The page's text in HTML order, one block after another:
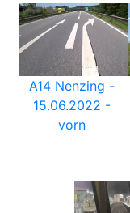
A14 Nenzing -
15.06.2022 -
vorn